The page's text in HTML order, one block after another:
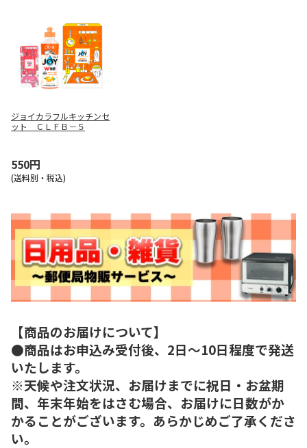
ジョイカラフルキッチンセ
ット ＣＬＦＢ－５
550円
(送料別・税込)
【商品のお届けについて】
●商品はお申込み受付後、2日～10日程度で発送
いたします。
※天候や注文状況、お届けまでに祝日・お盆期
間、年末年始をはさむ場合、お届けに日数がか
かることがございます。あらかじめご了承くださ
い。